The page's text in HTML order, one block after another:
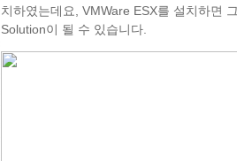
치하였는데요, VMWare ESX를 설치하면
Solution이 될 수 있습니다.